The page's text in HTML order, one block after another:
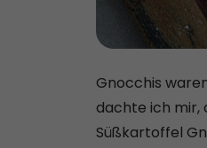
Gnocchis
dachte ich mir,
Süßkartoffel